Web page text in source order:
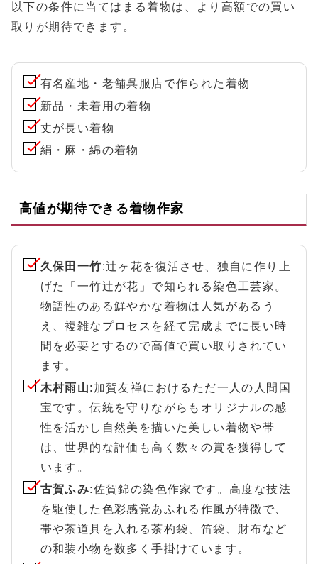
以下の条件に当てはまる着物は、より高額での買い
取りが期待できます。
有名産地・老舗呉服店で作られた着物
新品・未着用の着物
丈が長い着物
絹・麻・綿の着物
高値が期待できる着物作家
久保田一竹:辻ヶ花を復活させ、独自に作り上
げた「一竹辻が花」で知られる染色工芸家。
物語性のある鮮やかな着物は人気があるう
え、複雑なプロセスを経て完成までに長い時
間を必要とするので高値で買い取りされてい
ます。
木村雨山:加賀友禅におけるただ一人の人間国
宝です。伝統を守りながらもオリジナルの感
性を活かし自然美を描いた美しい着物や帯
は、世界的な評価も高く数々の賞を獲得して
います。
古賀ふみ:佐賀錦の染色作家です。高度な技法
を駆使した色彩感覚あふれる作風が特徴で、
帯や茶道具を入れる茶杓袋、笛袋、財布など
の和装小物を数多く手掛けています。